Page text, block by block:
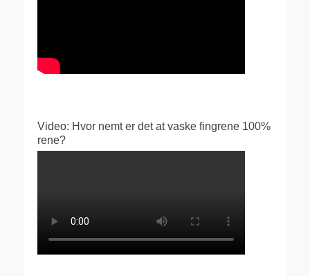
Video: Hvor nemt er det at vaske fingrene 100%
rene?